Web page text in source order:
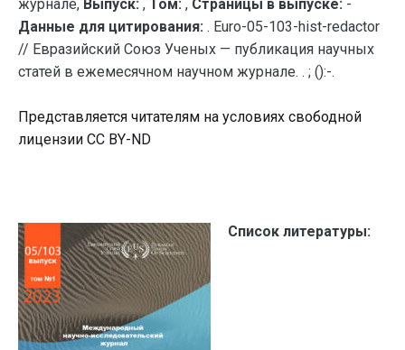
журнале, Выпуск: , Том: , Страницы в выпуске: -
Данные для цитирования: . Euro-05-103-hist-redactor
// Евразийский Союз Ученых — публикация научных
статей в ежемесячном научном журнале. . ; ():-.
Представляется читателям на условиях свободной
лицензии CC BY-ND
Список литературы: